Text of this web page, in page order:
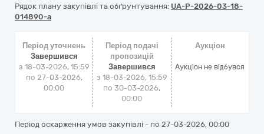
Рядок плану закупівлі та обґрунтування: UA-P-2026-03-18-
014890-a
Період уточнень
Завершився
з 18-03-2026, 15:59
по 27-03-2026,
00:00
Період подачі
пропозицій
Завершився
з 18-03-2026, 15:59
по 30-03-2026,
00:00
Аукціон
Аукціон не відбувся
Період оскарження умов закупівлі - по 27-03-2026, 00:00